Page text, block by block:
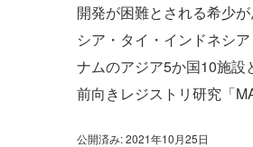
開発が困難とされる希少
シア・タイ・インドネシ
ナムのアジア5か国10施設
前向きレジストリ研究「
公開済み: 2021年10月25日